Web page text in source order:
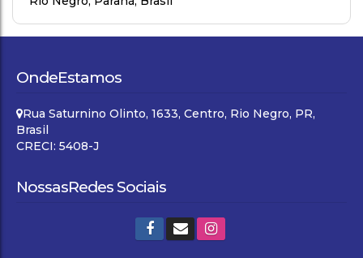
OndeEstamos
Rua Saturnino Olinto, 1633, Centro, Rio Negro, PR,
Brasil
CRECI: 5408-J
NossasRedes Sociais